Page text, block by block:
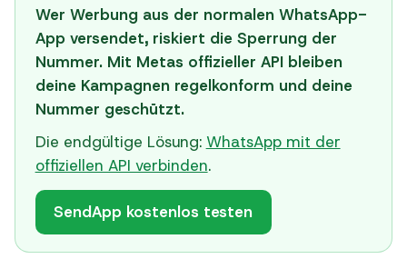
Wer Werbung aus der normalen WhatsApp-
App versendet, riskiert die Sperrung der
Nummer. Mit Metas offizieller API bleiben
deine Kampagnen regelkonform und deine
Nummer geschützt.
Die endgültige Lösung: WhatsApp mit der
offiziellen API verbinden.
SendApp kostenlos testen